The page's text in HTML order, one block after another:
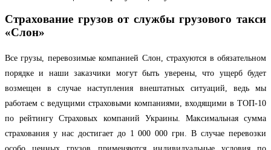
Страхование грузов от службы грузового такси
«Слон»
Все грузы, перевозимые компанией Слон, страхуются в обязательном
порядке и наши заказчики могут быть уверены, что ущерб будет
возмещен в случае наступления внештатных ситуаций, ведь мы
работаем с ведущими страховыми компаниями, входящими в ТОП-10
по рейтингу Страховых компаний Украины. Максимальная сумма
страхования у нас достигает до 1 000 000 грн. В случае перевозки